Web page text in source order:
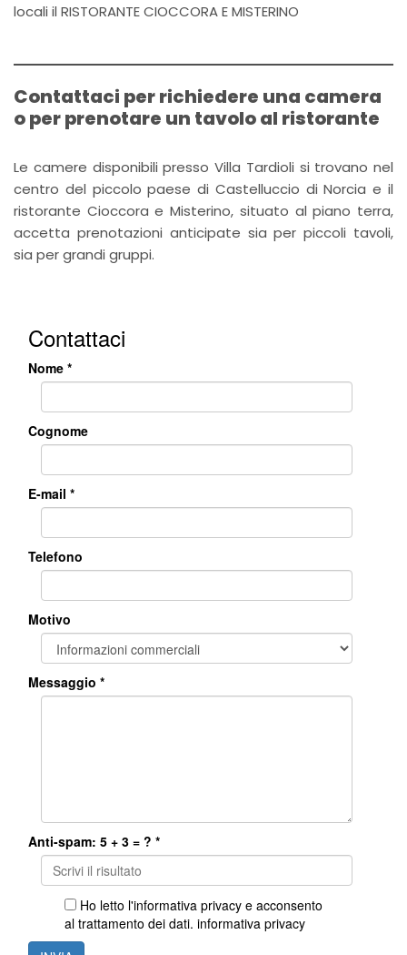
locali il RISTORANTE CIOCCORA E MISTERINO
Contattaci per richiedere una camera
o per prenotare un tavolo al ristorante
Le camere disponibili presso Villa Tardioli si trovano nel
centro del piccolo paese di Castelluccio di Norcia e il
ristorante Cioccora e Misterino, situato al piano terra,
accetta prenotazioni anticipate sia per piccoli tavoli,
sia per grandi gruppi.